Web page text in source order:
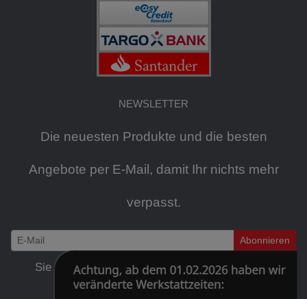
NEWSLETTER
Die neuesten Produkte und die besten
Angebote per E-Mail, damit Ihr nichts mehr
verpasst.
Abonnieren
Sie können den Newsletter jederzeit kostenlos